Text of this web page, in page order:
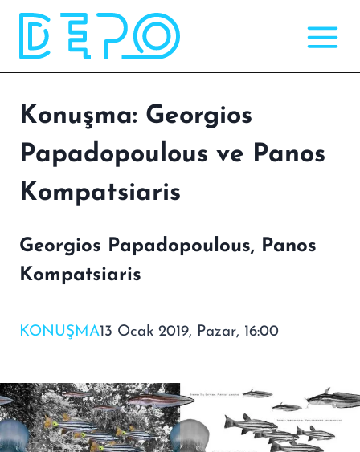
Skip
content
Konuşma: Georgios
Papadopoulous ve Panos
Kompatsiaris
Georgios Papadopoulous, Panos
Kompatsiaris
KONUŞMA13 Ocak 2019, Pazar, 16:00